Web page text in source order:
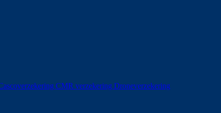
CMR verzekering Droneverzekering